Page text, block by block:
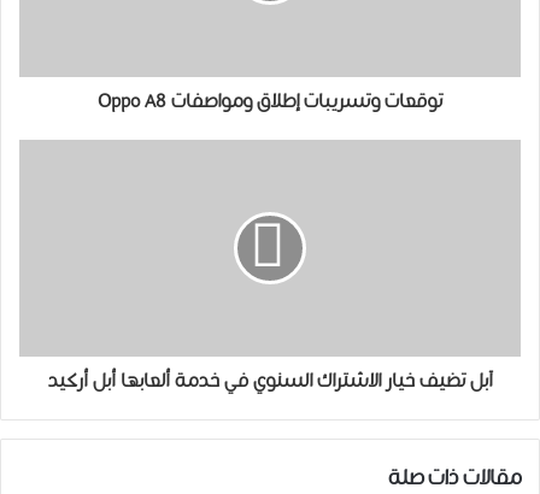
توقعات وتسريبات إطلاق ومواصفات Oppo A8
آبل تضيف خيار ﺍﻻﺷﺘﺮﺍﻙ ﺍﻟﺴﻨﻮﻱ ﻓﻲ ﺧﺪﻣﺔ ألعابها ﺃﺑﻞ ﺃﺭﻛﻴﺪ
مقالات ذات صلة